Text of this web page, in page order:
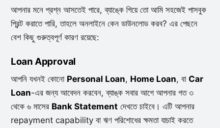
আপনার মনে প্রশ্ন আসতেই পারে, ব্যাঙ্কে গিয়ে তো আমি সহজেই পাসবুক
প্রিন্ট করাতে পারি, তাহলে অনলাইনে কেন ডাউনলোড করব? এর পেছনে
বেশ কিছু গুরুত্বপূর্ণ কারণ রয়েছে:
Loan Approval
আপনি যখনই কোনো Personal Loan, Home Loan, বা Car
Loan-এর জন্য আবেদন করবেন, ব্যাঙ্ক সবার আগে আপনার গত ৩
থেকে ৬ মাসের Bank Statement দেখতে চাইবে। এটি আপনার
repayment capability বা ঋণ পরিশোধের ক্ষমতা যাচাই করতে